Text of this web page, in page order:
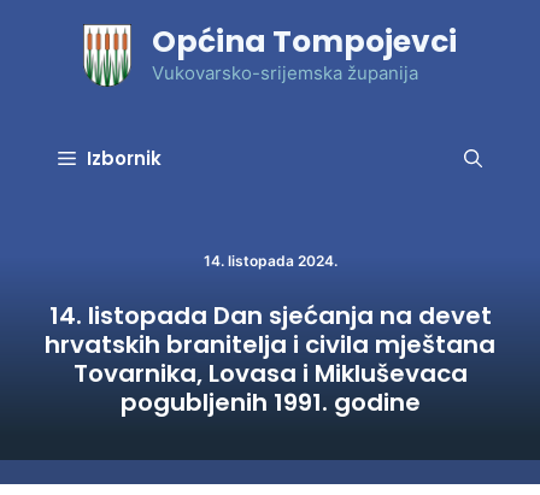
Općina Tompojevci
Vukovarsko-srijemska županija
Izbornik
14. listopada 2024.
14. listopada Dan sjećanja na devet
hrvatskih branitelja i civila mještana
Tovarnika, Lovasa i Mikluševaca
pogubljenih 1991. godine